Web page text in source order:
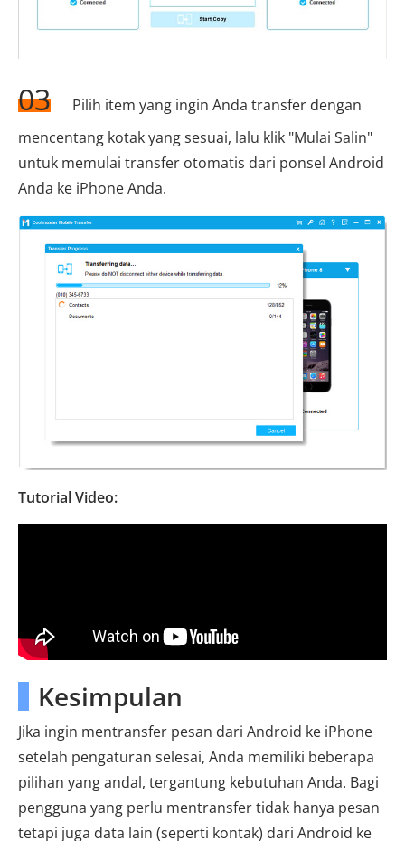
03
Pilih item yang ingin Anda transfer dengan
mencentang kotak yang sesuai, lalu klik "Mulai Salin"
untuk memulai transfer otomatis dari ponsel Android
Anda ke iPhone Anda.
Tutorial Video:
Kesimpulan
Jika ingin mentransfer pesan dari Android ke iPhone
setelah pengaturan selesai, Anda memiliki beberapa
pilihan yang andal, tergantung kebutuhan Anda. Bagi
pengguna yang perlu mentransfer tidak hanya pesan
tetapi juga data lain (seperti kontak) dari Android ke